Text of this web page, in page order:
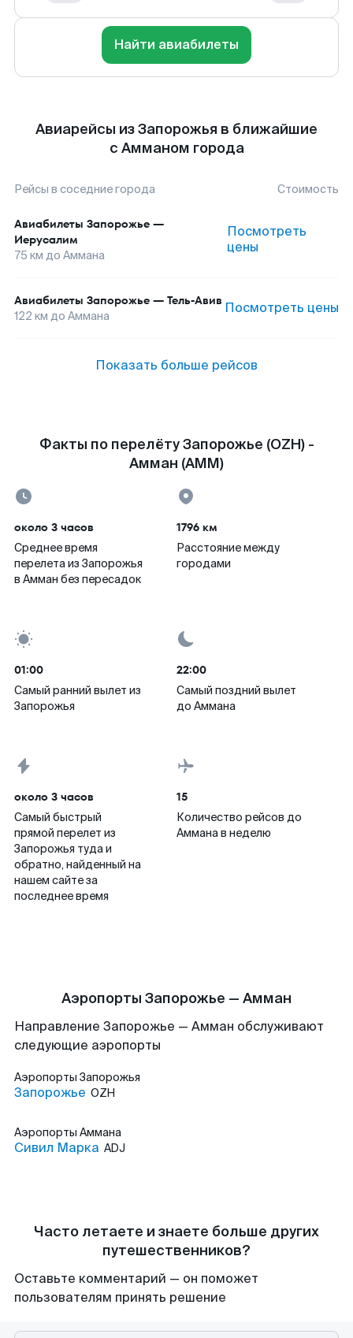
Найти авиабилеты
Авиарейсы из Запорожья в ближайшие
с Амманом города
Рейсы в соседние города Стоимость
Авиабилеты Запорожье —
Иерусалим
75 км до Аммана
Посмотреть
цены
Авиабилеты Запорожье — Тель-Авив
122 км до Аммана Посмотреть цены
Показать больше рейсов
Факты по перелёту Запорожье (OZH) -
Амман (AMM)
около 3 часов
Среднее время
перелета из Запорожья
в Амман без пересадок
1796 км
Расстояние между
городами
01:00
Самый ранний вылет из
Запорожья
22:00
Самый поздний вылет
до Аммана
около 3 часов
Самый быстрый
прямой перелет из
Запорожья туда и
обратно, найденный на
нашем сайте за
последнее время
15
Количество рейсов до
Аммана в неделю
Аэропорты Запорожье — Амман
Направление Запорожье — Амман обслуживают
следующие аэропорты
Аэропорты Запорожья
Запорожье OZH
Аэропорты Аммана
Сивил Марка ADJ
Часто летаете и знаете больше других
путешественников?
Оставьте комментарий — он поможет
пользователям принять решение